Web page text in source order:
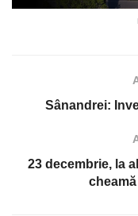
Sânandrei:
23 decembrie, la